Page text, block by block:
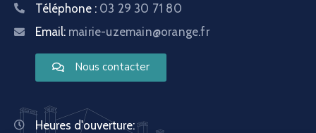
Téléphone : 03 29 30 71 80
Email: mairie-uzemain@orange.fr
Nous contacter
Heures d'ouverture: